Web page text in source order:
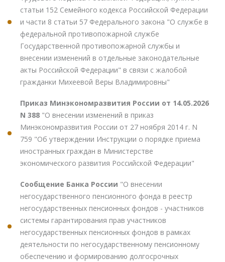
статьи 152 Семейного кодекса Российской Федерации
и части 8 статьи 57 Федерального закона "О службе в
федеральной противопожарной службе
Государственной противопожарной службы и
внесении изменений в отдельные законодательные
акты Российской Федерации" в связи с жалобой
гражданки Михеевой Веры Владимировны"
Приказ Минэкономразвития России от 14.05.2026
N 388 "О внесении изменений в приказ
Минэкономразвития России от 27 ноября 2014 г. N
759 "Об утверждении Инструкции о порядке приема
иностранных граждан в Министерстве
экономического развития Российской Федерации"
Сообщение Банка России "О внесении
негосударственного пенсионного фонда в реестр
негосударственных пенсионных фондов - участников
системы гарантирования прав участников
негосударственных пенсионных фондов в рамках
деятельности по негосударственному пенсионному
обеспечению и формированию долгосрочных